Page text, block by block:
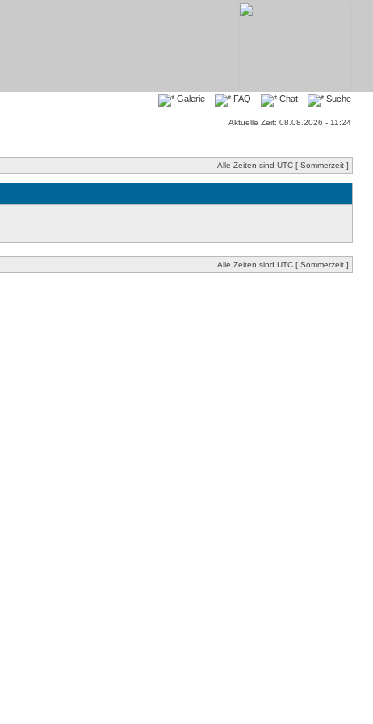
Galerie FAQ Chat Suche
Aktuelle Zeit: 08.08.2026 - 11:24
Alle Zeiten sind UTC [ Sommerzeit ]
Alle Zeiten sind UTC [ Sommerzeit ]